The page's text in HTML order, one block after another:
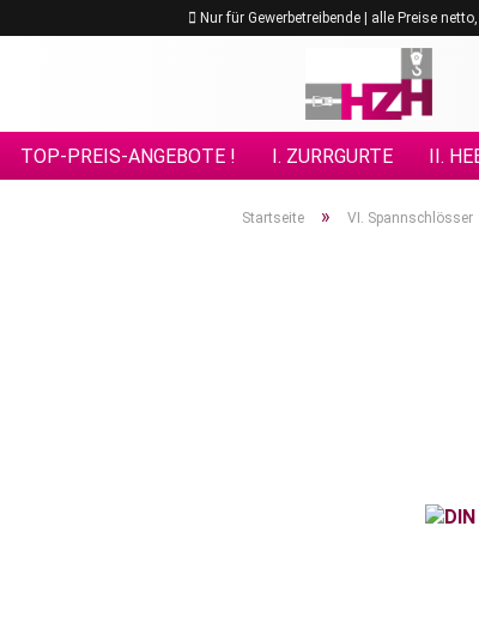
Nur für Gewerbetreibende | alle Preise
TOP-PREIS-ANGEBOTE ! I. ZURRGURTE II.
Startseite » VI. Spannschlösser